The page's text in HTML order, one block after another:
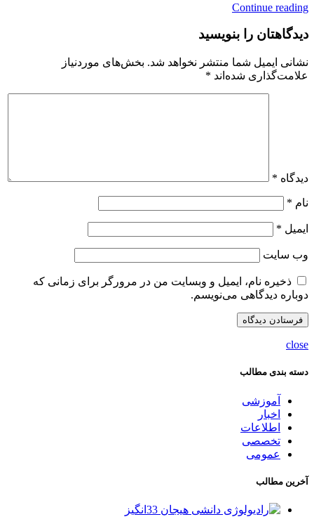
Continue reading
دیدگاهتان را بنویسید
نشانی ایمیل شما منتشر نخواهد شد. بخش‌های موردنیاز
علامت‌گذاری شده‌اند *
دیدگاه *
نام *
ایمیل *
وب‌ سایت
ذخیره نام، ایمیل و وبسایت من در مرورگر برای زمانی که
دوباره دیدگاهی می‌نویسم.
close
دسته بندی مطالب
آموزشی
اخبار
اطلاعات
تخصصی
عمومی
آخرین مطالب